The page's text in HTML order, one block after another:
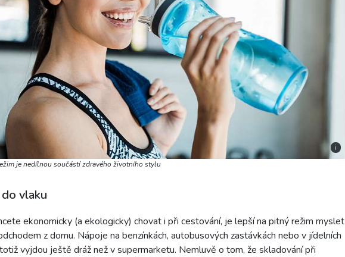
i
je nedílnou součástí zdravého životního stylu
vlaku
ekonomicky (a ekologicky) chovat i při cestování, je lepší na pitný režim myslet
z domu. Nápoje na benzínkách, autobusových zastávkách nebo v jídelních
vyjdou ještě dráž než v supermarketu. Nemluvě o tom, že skladování při